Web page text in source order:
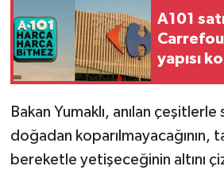
A101
yapısı
Bakan Yumaklı, anılan çeşitlerle
doğadan koparılmayacağının,
bereketle yetişeceğinin altını